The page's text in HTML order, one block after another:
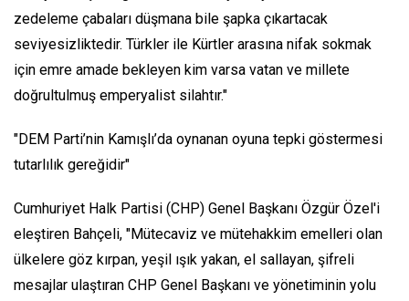
zedeleme çabaları düşmana bile şapka çıkartacak
seviyesizliktedir. Türkler ile Kürtler arasına nifak sokmak
için emre amade bekleyen kim varsa vatan ve millete
doğrultulmuş emperyalist silahtır."
"DEM Parti’nin Kamışlı’da oynanan oyuna tepki göstermesi
tutarlılık gereğidir"
Cumhuriyet Halk Partisi (CHP) Genel Başkanı Özgür Özel'i
eleştiren Bahçeli, "Mütecaviz ve mütehakkim emelleri olan
ülkelere göz kırpan, yeşil ışık yakan, el sallayan, şifreli
mesajlar ulaştıran CHP Genel Başkanı ve yönetiminin yolu